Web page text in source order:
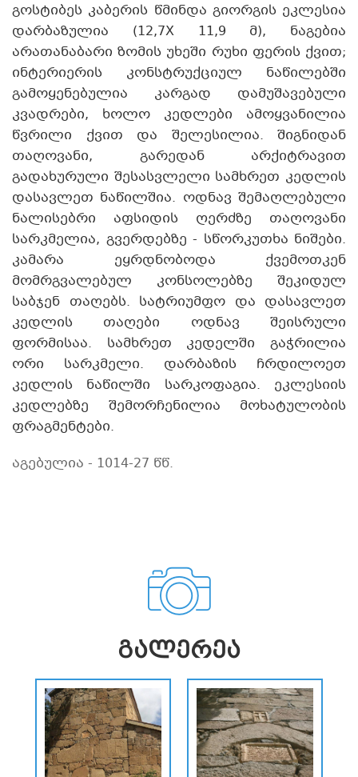
გოსტიბეს კაბერის წმინდა გიორგის ეკლესია
დარბაზულია (12,7X 11,9 მ), ნაგებია
არათანაბარი ზომის უხეში რუხი ფერის ქვით;
ინტერიერის კონსტრუქციულ ნაწილებში
გამოყენებულია კარგად დამუშავებული
კვადრები, ხოლო კედლები ამოყვანილია
წვრილი ქვით და შელესილია. შიგნიდან
თაღოვანი, გარედან არქიტრავით
გადახურული შესასვლელი სამხრეთ კედლის
დასავლეთ ნაწილშია. ოდნავ შემაღლებული
ნალისებრი აფსიდის ღერძზე თაღოვანი
სარკმელია, გვერდებზე - სწორკუთხა ნიშები.
კამარა ეყრდნობოდა ქვემოთკენ
მომრგვალებულ კონსოლებზე შეკიდულ
საბჯენ თაღებს. სატრიუმფო და დასავლეთ
კედლის თაღები ოდნავ შეისრული
ფორმისაა. სამხრეთ კედელში გაჭრილია
ორი სარკმელი. დარბაზის ჩრდილოეთ
კედლის ნაწილში სარკოფაგია. ეკლესიის
კედლებზე შემორჩენილია მოხატულობის
ფრაგმენტები.
აგებულია - 1014-27 წწ.
ᲒᲐᲚᲔᲠᲔᲐ